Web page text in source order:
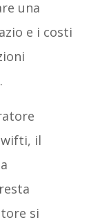
una
e i costi
il
si